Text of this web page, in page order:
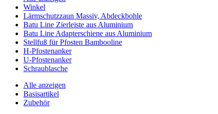
Winkel
Lärmschutzzaun Massiv, Abdeckbohle
Batu Line Zierleiste aus Aluminium
Batu Line Adapterschiene aus Aluminium
Stellfuß für Pfosten Bambooline
H-Pfostenanker
U-Pfostenanker
Schraublasche
Alle anzeigen
Basisartikel
Zubehör